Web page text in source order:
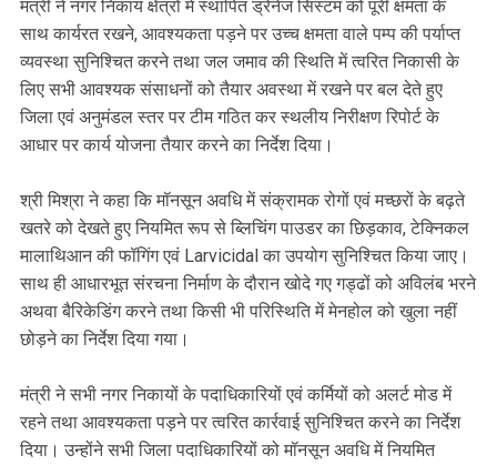
मंत्री ने नगर निकाय क्षेत्रों में स्थापित ड्रेनेज सिस्टम को पूरी क्षमता के
साथ कार्यरत रखने, आवश्यकता पड़ने पर उच्च क्षमता वाले पम्प की पर्याप्त
व्यवस्था सुनिश्चित करने तथा जल जमाव की स्थिति में त्वरित निकासी के
लिए सभी आवश्यक संसाधनों को तैयार अवस्था में रखने पर बल देते हुए
जिला एवं अनुमंडल स्तर पर टीम गठित कर स्थलीय निरीक्षण रिपोर्ट के
आधार पर कार्य योजना तैयार करने का निर्देश दिया।
श्री मिश्रा ने कहा कि मॉनसून अवधि में संक्रामक रोगों एवं मच्छरों के बढ़ते
खतरे को देखते हुए नियमित रूप से ब्लिचिंग पाउडर का छिड़काव, टेक्निकल
मालाथिआन की फॉगिंग एवं Larvicidal का उपयोग सुनिश्चित किया जाए।
साथ ही आधारभूत संरचना निर्माण के दौरान खोदे गए गड्ढों को अविलंब भरने
अथवा बैरिकेडिंग करने तथा किसी भी परिस्थिति में मेनहोल को खुला नहीं
छोड़ने का निर्देश दिया गया।
मंत्री ने सभी नगर निकायों के पदाधिकारियों एवं कर्मियों को अलर्ट मोड में
रहने तथा आवश्यकता पड़ने पर त्वरित कार्रवाई सुनिश्चित करने का निर्देश
दिया। उन्होंने सभी जिला पदाधिकारियों को मॉनसून अवधि में नियमित